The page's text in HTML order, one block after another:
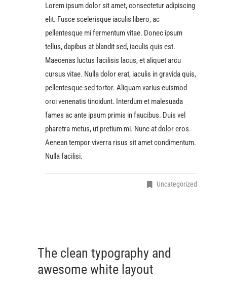
Lorem ipsum dolor sit amet, consectetur adipiscing
elit. Fusce scelerisque iaculis libero, ac
pellentesque mi fermentum vitae. Donec ipsum
tellus, dapibus at blandit sed, iaculis quis est.
Maecenas luctus facilisis lacus, et aliquet arcu
cursus vitae. Nulla dolor erat, iaculis in gravida quis,
pellentesque sed tortor. Aliquam varius euismod
orci venenatis tincidunt. Interdum et malesuada
fames ac ante ipsum primis in faucibus. Duis vel
pharetra metus, ut pretium mi. Nunc at dolor eros.
Aenean tempor viverra risus sit amet condimentum.
Nulla facilisi.
Uncategorized
The clean typography and
awesome white layout